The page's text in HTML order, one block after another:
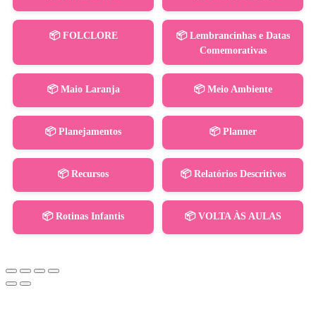
📦 FOLCLORE
📦 Lembrancinhas e Datas
Comemorativas
📦 Maio Laranja 📦 Meio Ambiente
📦 Planejamentos 📦 Planner
📦 Recursos 📦 Relatórios Descritivos
📦 Rotinas Infantis 📦 VOLTA ÀS AULAS